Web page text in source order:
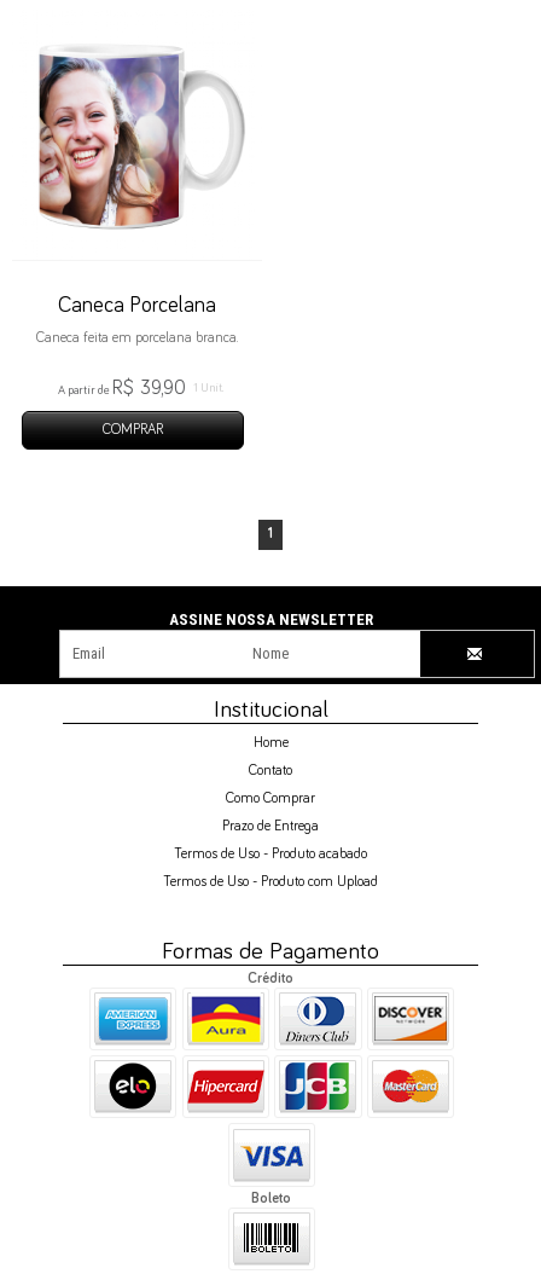
Caneca Porcelana
Caneca feita em porcelana branca.
A partir de R$ 39,90 1 Unit.
COMPRAR
1
NEWSLETTER
Institucional
Home
Contato
Como Comprar
Prazo de Entrega
Termos de Uso - Produto acabado
Termos de Uso - Produto com Upload
Formas de Pagamento
Crédito
Boleto